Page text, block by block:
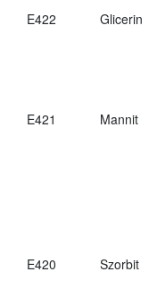
E422 Glicerin
E421 Mannit
E420 Szorbit